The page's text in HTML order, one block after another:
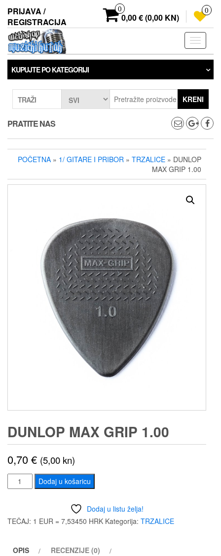
sadržaj
PRIJAVA /
REGISTRACIJA
0
0,00 € (0,00 KN)
0
KUPUJTE PO KATEGORIJI
TRAŽI KRENI
PRATITE NAS
POČETNA » 1/ GITARE I PRIBOR » TRZALICE » DUNLOP
MAX GRIP 1.00
DUNLOP MAX GRIP 1.00
0,70€ (5,00 kn)
DUNLOP
MAX
1.00
Dodaj u košaricu
Dodaj u listu želja!
TEČAJ: 1 EUR = 7,53450 HRK Kategorija: TRZALICE
OPIS RECENZIJE (0)